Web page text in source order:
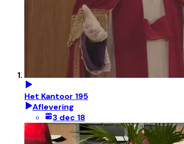
Het Kantoor 195
Aflevering
3 dec 18